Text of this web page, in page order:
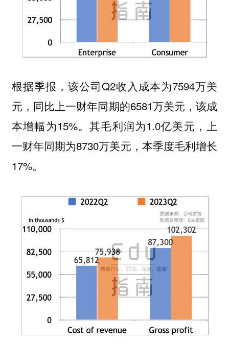
根据季报，该公司Q2收入成本为7594万美
元，同比上一财年同期的6581万美元，该成
本增幅为15%。其毛利润为1.0亿美元，上
一财年同期为8730万美元，本季度毛利增长
17%。